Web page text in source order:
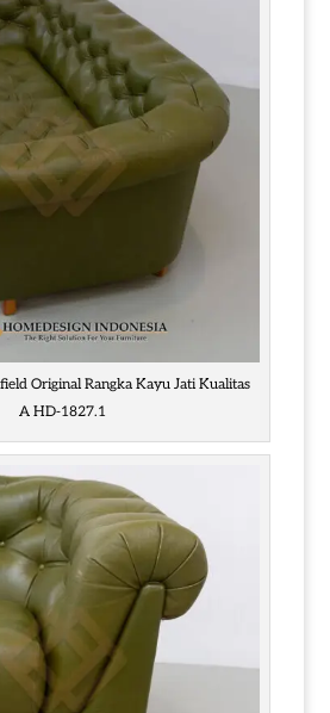
Original Rangka Kayu Jati Kualitas
A HD-1827.1